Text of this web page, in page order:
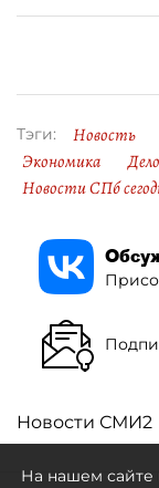
Тэги: Новость
Экономика
Новости СПб
Новости СМИ2
На нашем сайте